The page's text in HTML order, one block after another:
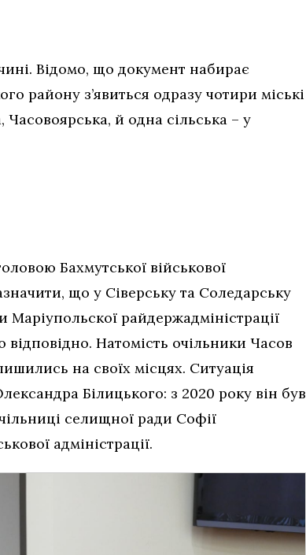
Відомо, що документ набирає
району з’явиться одразу чотири міські
Часовоярська, й одна сільська – у
Бахмутської військової
що у Сіверську та Соледарську
Маріупольскої райдержадміністрації
Натомість очільники Часов
на своїх місцях. Ситуація
Білицького: з 2020 року він був
селищної ради Софії
адміністрації.